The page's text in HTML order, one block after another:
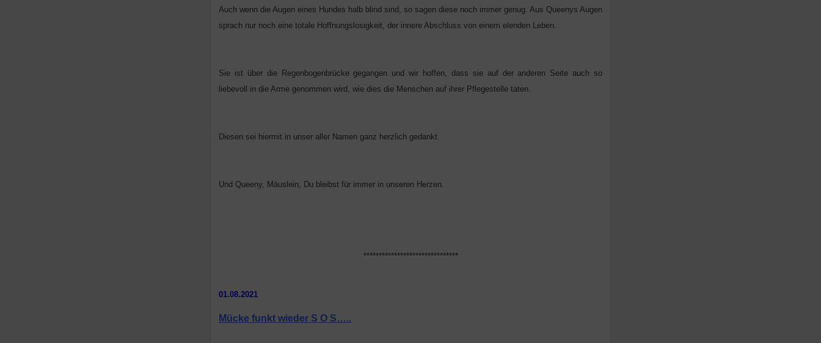
Auch wenn die Augen eines Hundes halb blind sind, so sagen diese noch immer genug. Aus Queenys Augen
sprach nur noch eine totale Hoffnungslosigkeit, der innere Abschluss von einem elenden Leben.
Sie ist über die Regenbogenbrücke gegangen und wir hoffen, dass sie auf der anderen Seite auch so
liebevoll in die Arme genommen wird, wie dies die Menschen auf ihrer Pflegestelle taten.
Diesen sei hiermit in unser aller Namen ganz herzlich gedankt.
Und Queeny, Mäuslein, Du bleibst für immer in unseren Herzen.
*******************************
01.08.2021
Mücke funkt wieder S O S…..